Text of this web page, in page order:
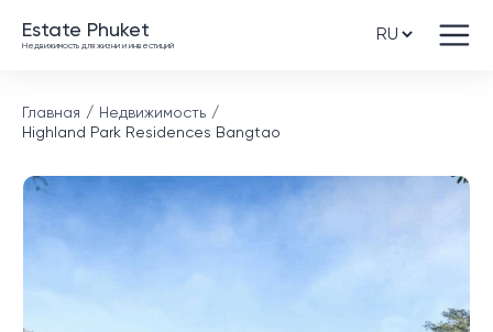
Estate Phuket
Недвижимость для жизни и инвестиций
Главная
Недвижимость
Highland Park Residences Bangtao